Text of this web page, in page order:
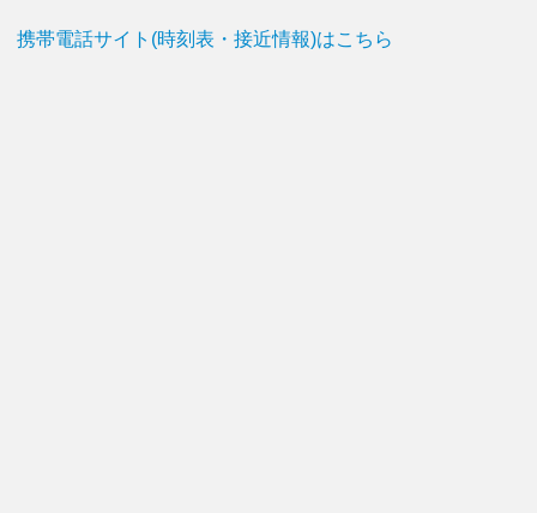
携帯電話サイト(時刻表・接近情報)はこちら